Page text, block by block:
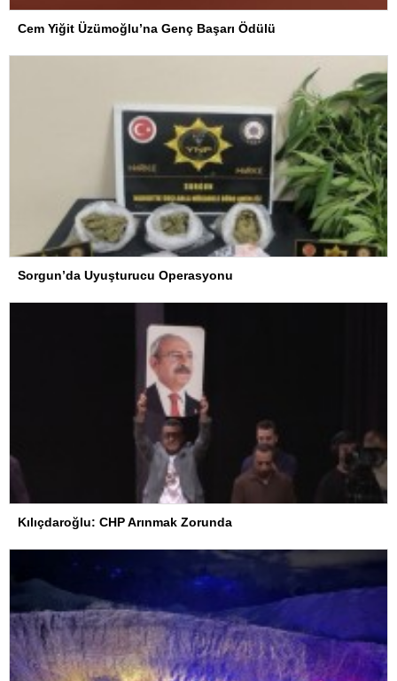
Cem Yiğit Üzümoğlu’na Genç Başarı Ödülü
Sorgun’da Uyuşturucu Operasyonu
Kılıçdaroğlu: CHP Arınmak Zorunda